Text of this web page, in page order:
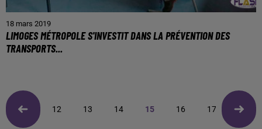
18 mars 2019
LIMOGES MÉTROPOLE S'INVESTIT DANS LA PRÉVENTION DES
TRANSPORTS...
12 13 14 15 16 17 18